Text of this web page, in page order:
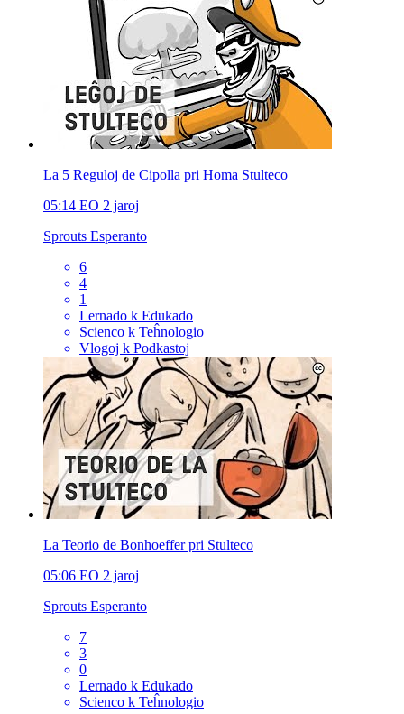
La 5 Reguloj de Cipolla pri Homa Stulteco
05:14 EO 2 jaroj
Sprouts Esperanto
6
4
1
Lernado k Edukado
Scienco k Teĥnologio
Vlogoj k Podkastoj
La Teorio de Bonhoeffer pri Stulteco
05:06 EO 2 jaroj
Sprouts Esperanto
7
3
0
Lernado k Edukado
Scienco k Teĥnologio